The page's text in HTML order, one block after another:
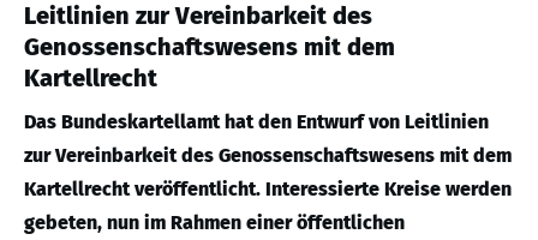
Leitlinien zur Vereinbarkeit des
Genossenschaftswesens mit dem
Kartellrecht
Das Bundeskartellamt hat den Entwurf von Leitlinien
zur Vereinbarkeit des Genossenschaftswesens mit dem
Kartellrecht veröffentlicht. Interessierte Kreise werden
gebeten, nun im Rahmen einer öffentlichen